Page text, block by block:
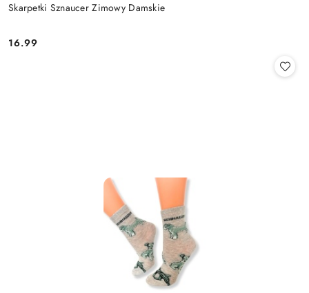
Skarpetki Sznaucer Zimowy Damskie
Cena:
16.99